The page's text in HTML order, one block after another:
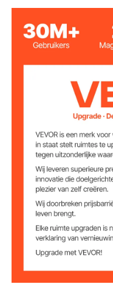
Aantal
displaygrootte
Basis
Gewicht van elk
product
Basisgewicht